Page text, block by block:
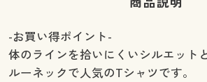
-お買い得ポイント-
体のラインを拾いにくいシルエット
ルーネックで人気のTシャツです。